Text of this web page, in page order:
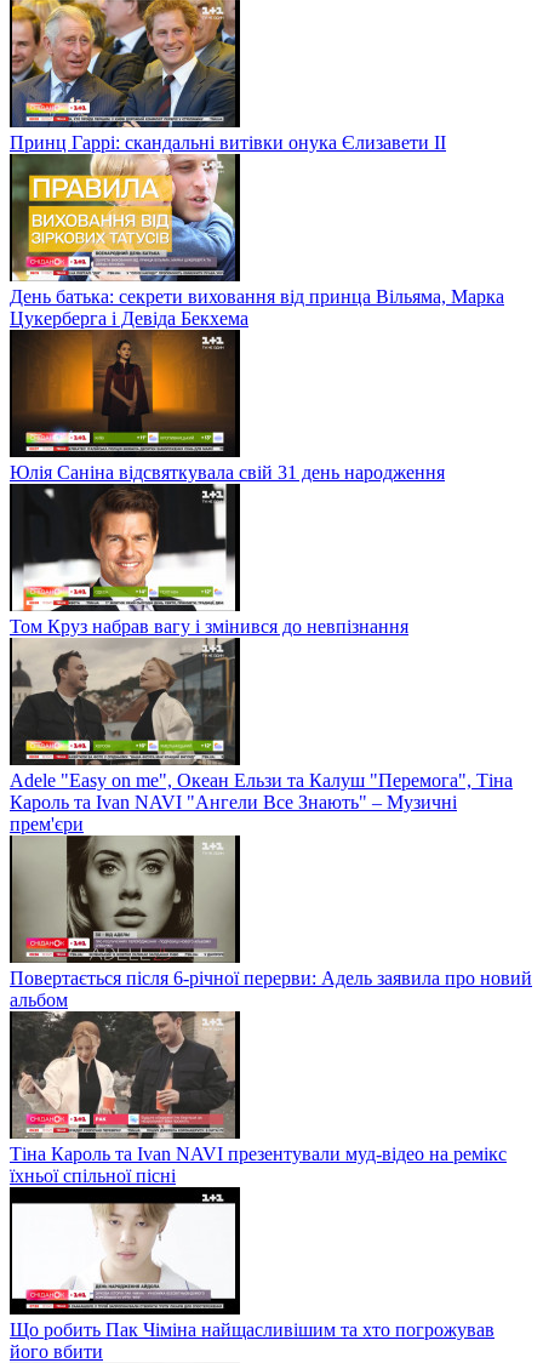
Принц Гаррі: скандальні витівки онука Єлизавети II
День батька: секрети виховання від принца Вільяма, Марка
Цукерберга і Девіда Бекхема
Юлія Саніна відсвяткувала свій 31 день народження
Том Круз набрав вагу і змінився до невпізнання
Adele "Easy on me", Океан Ельзи та Калуш "Перемога", Тіна
Кароль та Ivan NAVI "Ангели Все Знають" – Музичні
прем'єри
Повертається після 6-річної перерви: Адель заявила про новий
альбом
Тіна Кароль та Ivan NAVI презентували муд-відео на ремікс
їхньої спільної пісні
Що робить Пак Чіміна найщасливішим та хто погрожував
його вбити